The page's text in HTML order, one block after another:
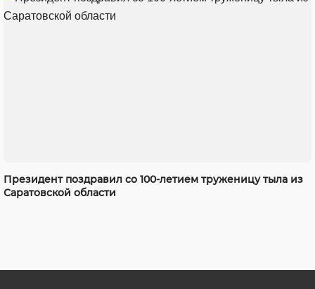
Президент поздравил со 100-летием труженицу тыла из
Саратовской области